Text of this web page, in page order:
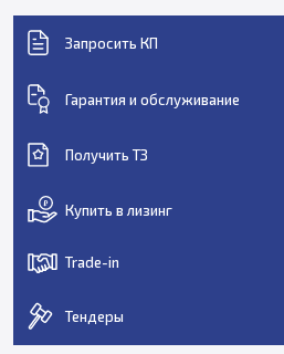
Запросить КП
Гарантия и обслуживание
Получить ТЗ
Купить в лизинг
Trade-in
Тендеры